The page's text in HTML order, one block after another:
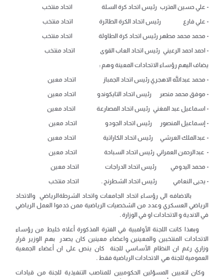
- علي حسين المترب رئيس اتحاد كرة السلة اتحاد منتخب
- علي فارع رئيس اتحاد الكرة الطائرة اتحاد منتخب
- محمد محمد مطهر رئيس اتحاد كرة الطاولة اتحاد منتخب
- احمد احمد الرعيني رئيس اتحاد العاب القوى اتحاد منتخب
يضاف اليهم رؤساء الاتحادات المعينة وهم :
- محمد عبدالله الاهجري رئيس اتحاد الجمباز اتحاد معين
- موفق محمد منصر رئيس اتحاد التايكوندو اتحاد معين
- اسماعيل عبد المغني رئيس اتحاد المصارعة اتحاد معين
- إسماعيل المنصور رئيس اتحاد الجودو اتحاد معين
- عبدالملك العرشي رئيس اتحاد الكاراتية اتحاد معين
- عبدالرحمن العمراني رئيس اتحاد السباحة اتحاد معين
- محمد اليدومي رئيس اتحاد الدراجات اتحاد معين
- يحيى النعامي رئيس اتحاد الشطرنج . اتحاد منتخب
بالاضافه الى رؤساء اتحاد الجامعات واتحاد الشرطةالرياضي والاتحاد
الرياضي العسكري وعدد من الشخصيات الرياضية ممن خدموا العمل الرياضي
في الاندية و الاتحادات او في الوزارة .
وبهذا كانت اللجنة الأولمبية في الفترة المذكورة أعلاه خليط من رؤساء
الاتحادات المنتخبين والمعينين واعضاء معينين كان يصدر بهم الوزير قرار
وزاري رغم ان النظام الأساسي للجنة كان ينص على ان أعضاء الجمعية
العمومية للجنة هي الاتحادات الرياضية فقط .
وكان لتعيين المسؤلين الحكوميين للمناصب التنفيذية للجنة من قيادات